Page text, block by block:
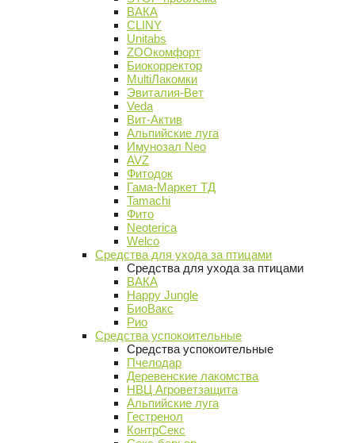
ВАКА
CLINY
Unitabs
ZOOкомфорт
Биокорректор
MultiЛакомки
Эвиталия-Вет
Veda
Вит-Актив
Альпийские луга
Имунозал Neo
AVZ
Фитодок
Гама-Маркет ТД
Tamachi
Фито
Neoterica
Welco
Средства для ухода за птицами
Средства для ухода за птицами
ВАКА
Happy Jungle
БиоВакс
Рио
Средства успокоительные
Средства успокоительные
Пчелодар
Деревенские лакомства
НВЦ Агроветзащита
Альпийские луга
Гестренол
КонтрСекс